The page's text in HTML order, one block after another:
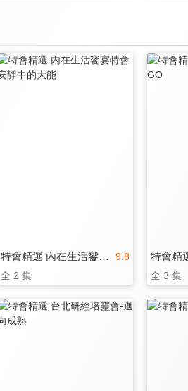
9.8
特會精選 內在生活饗宴特會-安靜中的大能
全 2 集 全 3 集